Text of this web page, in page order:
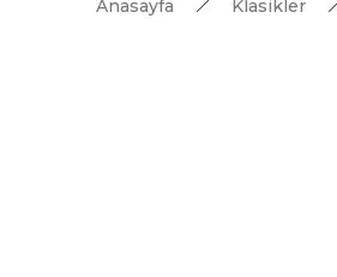
Anasayfa Klasikler